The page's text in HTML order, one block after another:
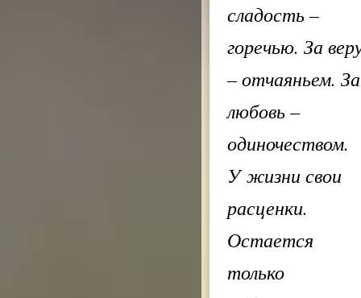
сладость –
горечью. За
– отчаяньем. За
любовь –
одиночеством.
У жизни свои
расценки.
Остается
только